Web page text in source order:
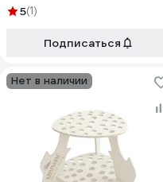
металлическая+пластиковая
5(1)
Подписаться
Нет в наличии